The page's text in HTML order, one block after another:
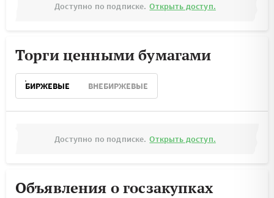
Доступно по подписке. Открыть доступ.
Торги ценными бумагами
БИРЖЕВЫЕ ВНЕБИРЖЕВЫЕ
Доступно по подписке. Открыть доступ.
Объявления о госзакупках